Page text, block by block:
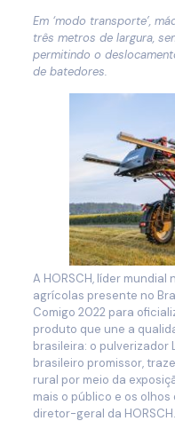
Em ‘modo transporte’,
três metros de largura,
permitindo o
de batedores.
A HORSCH, líder
agrícolas presente no
Comigo 2022 para
produto que une a
brasileira: o pulverizador
brasileiro promissor,
rural por meio da
mais o público e os olhos
diretor-geral da HORSCH.